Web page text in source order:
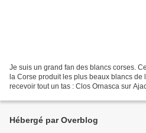
Je suis un grand fan des blancs corses.
la Corse produit les plus beaux blancs de
recevoir tout un tas : Clos Ornasca sur
Hébergé par Overblog